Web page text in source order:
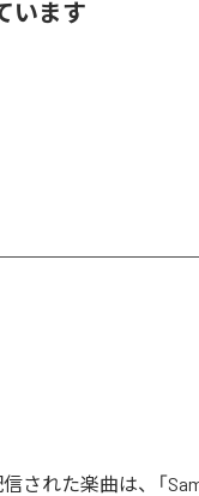
います
された楽曲は、「